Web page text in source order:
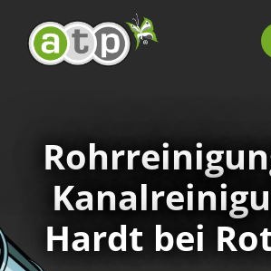
Hardt bei